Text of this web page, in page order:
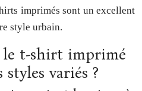
imprimés sont un excellent
style urbain.
t-shirt imprimé
variés ?